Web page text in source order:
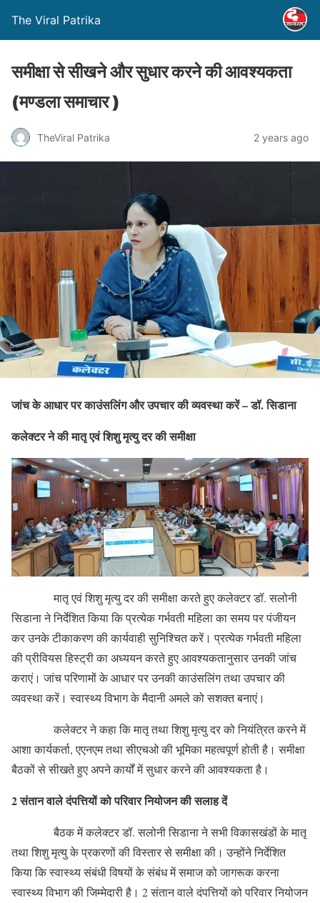
The Viral Patrika
समीक्षा से सीखने और सुधार करने की आवश्यकता
(मण्‍डला समाचार )
TheViral Patrika 2 years ago
जांच के आधार पर काउंसलिंग और उपचार की व्यवस्था करें – डॉ. सिडाना
कलेक्टर ने की मातृ एवं शिशु मृत्यु दर की समीक्षा
मातृ एवं शिशु मृत्यु दर की समीक्षा करते हुए कलेक्टर डॉ. सलोनी
सिडाना ने निर्देशित किया कि प्रत्येक गर्भवती महिला का समय पर पंजीयन
कर उनके टीकाकरण की कार्यवाही सुनिश्चित करें। प्रत्येक गर्भवती महिला
की प्रीवियस हिस्ट्री का अध्ययन करते हुए आवश्यकतानुसार उनकी जांच
कराएं। जांच परिणामों के आधार पर उनकी काउंसलिंग तथा उपचार की
व्यवस्था करें। स्वास्थ्य विभाग के मैदानी अमले को सशक्त बनाएं।
कलेक्टर ने कहा कि मातृ तथा शिशु मृत्यु दर को नियंत्रित करने में
आशा कार्यकर्ता, एएनएम तथा सीएचओ की भूमिका महत्वपूर्ण होती है। समीक्षा
बैठकों से सीखते हुए अपने कार्यों में सुधार करने की आवश्यकता है।
2संतान वाले दंपत्तियों को परिवार नियोजन की सलाह दें
बैठक में कलेक्टर डॉ. सलोनी सिडाना ने सभी विकासखंडों के मातृ
तथा शिशु मृत्यु के प्रकरणों की विस्तार से समीक्षा की। उन्होंने निर्देशित
किया कि स्वास्थ्य संबंधी विषयों के संबंध में समाज को जागरूक करना
स्वास्थ्य विभाग की जिम्मेदारी है। 2 संतान वाले दंपत्तियों को परिवार नियोजन